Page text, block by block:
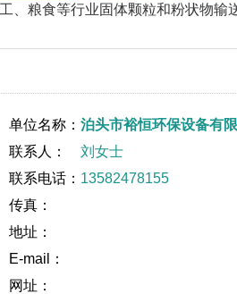
、粮食等行业固体颗粒和粉状物输
单位名称： 泊头市裕恒环保设备有
联系人：
刘女士
联系电话： 13582478155
传真：
地址：
E-mail：
网址：